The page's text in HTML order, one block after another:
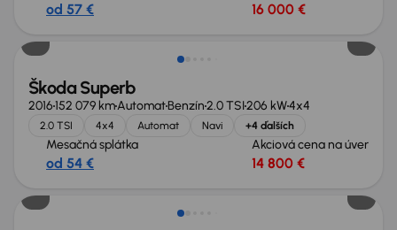
od 57 € 16 000 €
Škoda Superb
2016152 079 kmAutomatBenzín2.0 TSI206 kW4x4
2.0 TSI 4x4 Automat Navi +4 ďalších
Mesačná splátka
od 54 €
Akciová cena na úver
14 800 €